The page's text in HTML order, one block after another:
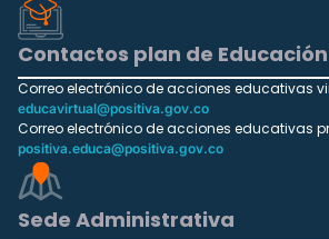
Contactos plan de Educación
Correo electrónico de acciones educativas
educavirtual@positiva.gov.co
Correo electrónico de acciones educativas
positiva.educa@positiva.gov.co
Sede Administrativa